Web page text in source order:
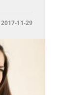
2017-11-29